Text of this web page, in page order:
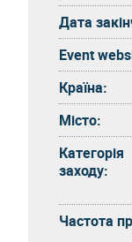
Дата
Event
Країна:
Місто:
Категорія
заходу:
Частота